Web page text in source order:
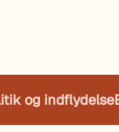
og indflydelse